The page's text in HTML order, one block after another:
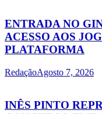
ENTRADA NO
ACESSO AOS
PLATAFORMA
RedaçãoAgosto 7, 2026
INÊS PINTO